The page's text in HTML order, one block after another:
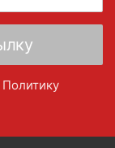
Политику